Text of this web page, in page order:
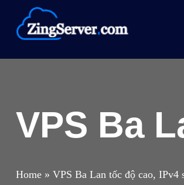
VPS Ba
Home » VPS Ba Lan tốc độ cao, IPv4